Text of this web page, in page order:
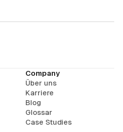
Company
Über uns
Karriere
Blog
Glossar
Case Studies